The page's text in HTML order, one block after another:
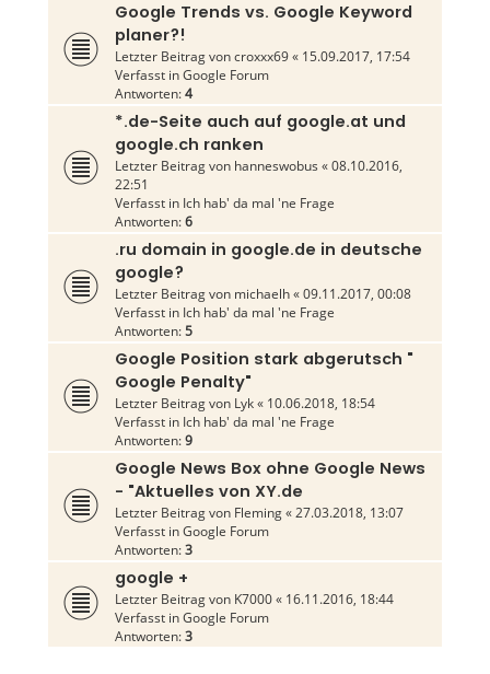
Google Trends vs. Google Keyword
planer?!
Letzter Beitrag voncroxxx69« 15.09.2017, 17:54
Verfasst inGoogle Forum
Antworten:4
*.de-Seite auch auf google.at und
google.ch ranken
Letzter Beitrag von hanneswobus «08.10.2016,
22:51
Verfasst in Ich hab' da mal 'ne Frage
Antworten:6
.ru domain in google.de in deutsche
google?
Letzter Beitrag von michaelh«09.11.2017, 00:08
Verfasst in Ich hab' da mal 'ne Frage
Antworten:5
Google Position stark abgerutsch "
Google Penalty"
Letzter Beitrag von Lyk« 10.06.2018, 18:54
Verfasst in Ich hab' da mal 'ne Frage
Antworten:9
Google News Box ohne Google News
- "Aktuelles von XY.de
Letzter Beitrag von Fleming«27.03.2018, 13:07
Verfasst inGoogle Forum
Antworten:3
google +
Letzter Beitrag von K7000« 16.11.2016, 18:44
Verfasst inGoogle Forum
Antworten:3